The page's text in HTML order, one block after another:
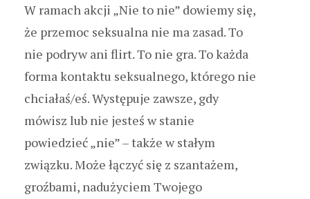
W ramach akcji „Nie to nie” dowiemy się,
że przemoc seksualna nie ma zasad. To
nie podryw ani flirt. To nie gra. To każda
forma kontaktu seksualnego, którego nie
chciałaś/eś. Występuje zawsze, gdy
mówisz lub nie jesteś w stanie
powiedzieć „nie” – także w stałym
związku. Może łączyć się z szantażem,
groźbami, nadużyciem Twojego